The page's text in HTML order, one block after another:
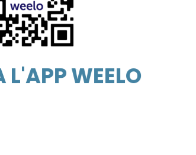
L'APP WEELO
CON NOI!
in un attimo al bike sharing.
smartphone Android e Apple.